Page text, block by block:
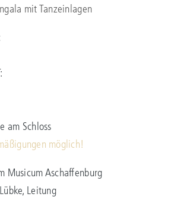
mit Tanzeinlagen
am Schloss
möglich!
Musicum Aschaffenburg
Leitung